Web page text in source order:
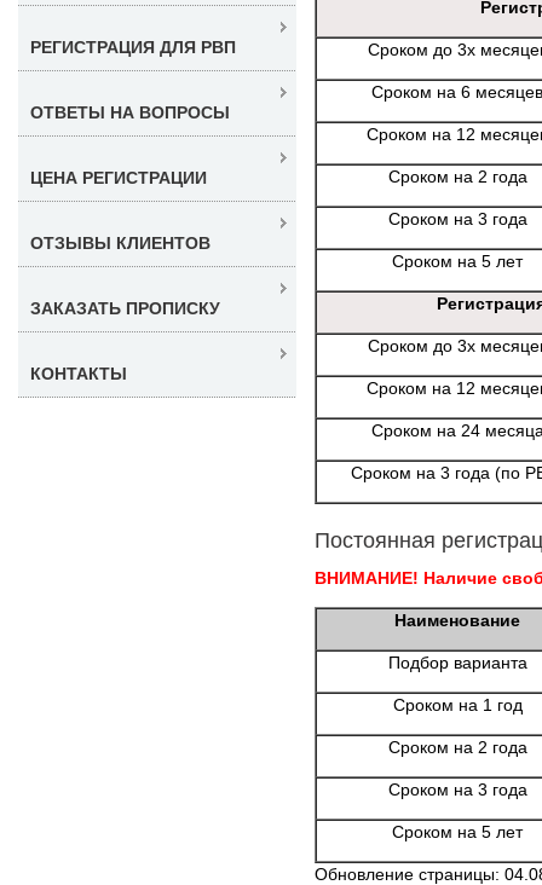
Сроком до 3х
Сроком на 6 месяцев
Сроком на 12
Сроком на 2 года
Сроком на 3 года
Сроком на 5 лет
Сроком до 3х
Сроком на 12
Сроком на 24
Сроком на 3 года (по
Постоянная
ВНИМАНИЕ! Наличие
Наименование
Подбор варианта
Сроком на 1 год
Сроком на 2 года
Сроком на 3 года
Сроком на 5 лет
Обновление страницы:
РЕГИСТРАЦИЯ ДЛЯ РВП
ОТВЕТЫ НА ВОПРОСЫ
ЦЕНА РЕГИСТРАЦИИ
ОТЗЫВЫ КЛИЕНТОВ
ЗАКАЗАТЬ ПРОПИСКУ
КОНТАКТЫ